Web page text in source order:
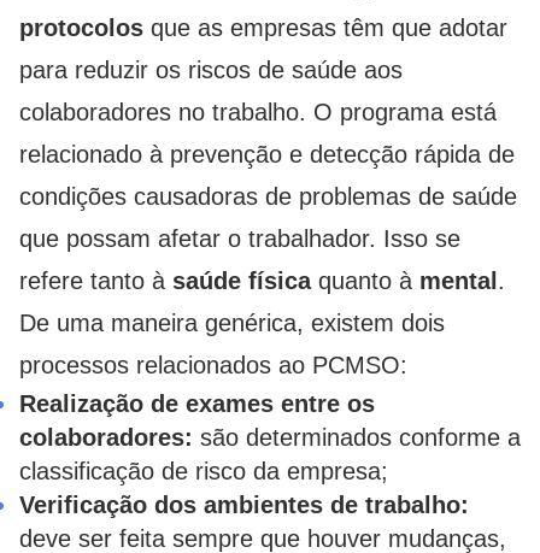
protocolos que as empresas têm que adotar
para reduzir os riscos de saúde aos
colaboradores no trabalho. O programa está
relacionado à prevenção e detecção rápida de
condições causadoras de problemas de saúde
que possam afetar o trabalhador. Isso se
refere tanto à saúde físicaquanto à mental .
De uma maneira genérica, existem dois
processos relacionados ao PCMSO:
Realização de exames entre os
colaboradores: são determinados conforme a
classificação de risco da empresa;
Verificação dos ambientes de trabalho:
deve ser feita sempre que houver mudanças,